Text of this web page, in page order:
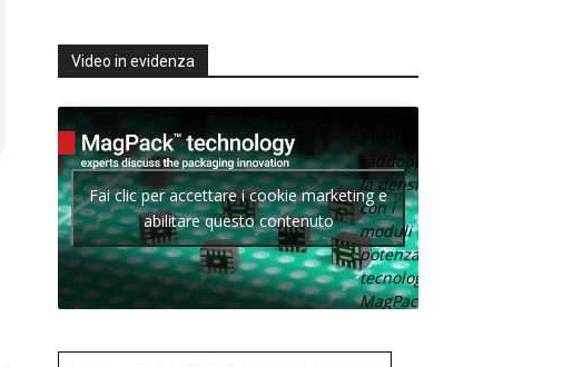
Video in evidenza
Texas
raddoppia
la densità
con i
moduli di
potenza con
tecnologia
MagPack.
Fai clic per accettare i cookie marketing e
abilitare questo contenuto